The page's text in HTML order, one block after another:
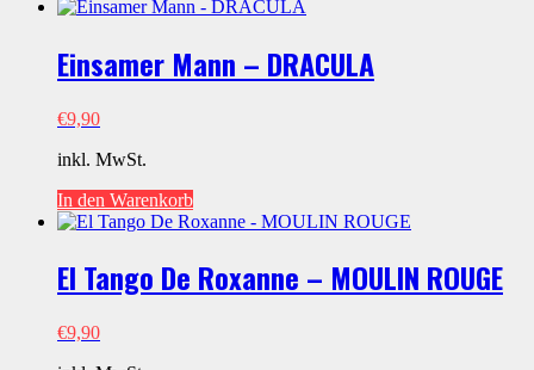
Einsamer Mann – DRACULA
€9,90
inkl. MwSt.
In den Warenkorb
El Tango De Roxanne – MOULIN ROUGE
€9,90